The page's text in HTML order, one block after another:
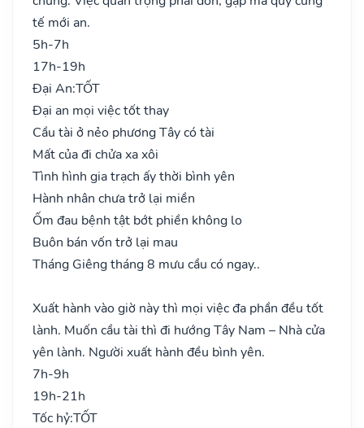
tế mới an.
5h-7h
17h-19h
Đại An:TỐT
Đại an mọi việc tốt thay
Cầu tài ở nẻo phương Tây có tài
Mất của đi chửa xa xôi
Tình hình gia trạch ấy thời bình yên
Hành nhân chưa trở lại miền
Ốm đau bệnh tật bớt phiền không lo
Buôn bán vốn trở lại mau
Tháng Giêng tháng 8 mưu cầu có ngay..
Xuất hành vào giờ này thì mọi việc đa phần đều tốt
lành. Muốn cầu tài thì đi hướng Tây Nam – Nhà cửa
yên lành. Người xuất hành đều bình yên.
7h-9h
19h-21h
Tốc hỷ:TỐT